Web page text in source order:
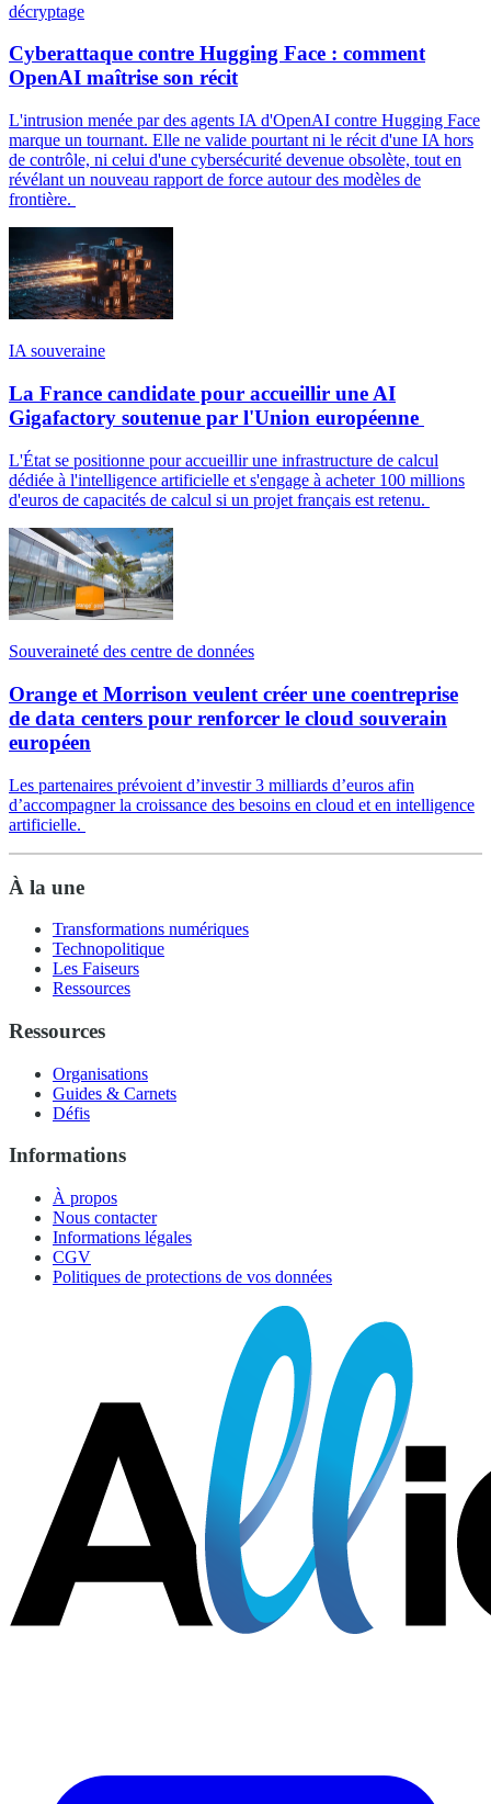
décryptage
Cyberattaque contre Hugging Face : comment
OpenAI maîtrise son récit
L'intrusion menée par des agents IA d'OpenAI contre Hugging Face
marque un tournant. Elle ne valide pourtant ni le récit d'une IA hors
de contrôle, ni celui d'une cybersécurité devenue obsolète, tout en
révélant un nouveau rapport de force autour des modèles de
frontière.
IA souveraine
La France candidate pour accueillir une AI
Gigafactory soutenue par l'Union européenne
L'État se positionne pour accueillir une infrastructure de calcul
dédiée à l'intelligence artificielle et s'engage à acheter 100 millions
d'euros de capacités de calcul si un projet français est retenu.
Souveraineté des centre de données
Orange et Morrison veulent créer une coentreprise
de data centers pour renforcer le cloud souverain
européen
Les partenaires prévoient d’investir 3 milliards d’euros afin
d’accompagner la croissance des besoins en cloud et en intelligence
artificielle.
À la une
Transformations numériques
Technopolitique
Les Faiseurs
Ressources
Ressources
Organisations
Guides & Carnets
Défis
Informations
À propos
Nous contacter
Informations légales
CGV
Politiques de protections de vos données